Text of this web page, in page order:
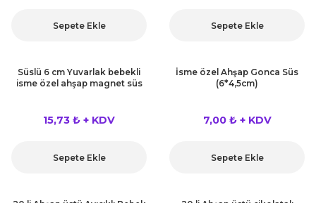
Sepete Ekle Sepete Ekle
Süslü 6 cm Yuvarlak bebekli
isme özel ahşap magnet süs
15,73 ₺ + KDV
Sepete Ekle
İsme özel Ahşap Gonca Süs
(6*4,5cm)
7,00 ₺ + KDV
Sepete Ekle